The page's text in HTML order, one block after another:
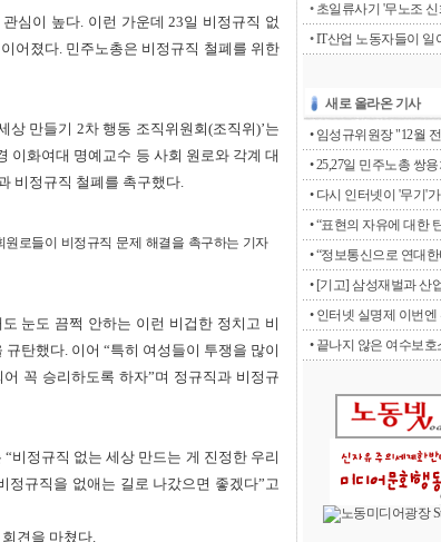
심이 높다. 이런 가운데 23일 비정규직 없
어졌다. 민주노총은 비정규직 철폐를 위한
상 만들기 2차 행동 조직위원회(조직위)’는
이화여대 명예교수 등 사회 원로와 각계 대
비정규직 철폐를 촉구했다.
로들이 비정규직 문제 해결을 촉구하는 기자
눈도 끔쩍 안하는 이런 비겁한 정치고 비
탄했다. 이어 “특히 여성들이 투쟁을 많이
꼭 승리하도록 하자”며 정규직과 비정규
비정규직 없는 세상 만드는 게 진정한 우리
정규직을 없애는 길로 나갔으면 좋겠다”고
견을 마쳤다.
• 초일류사기 '무노조
•IT산업 노동자들이 일
새로 올라온 기사
• 임성규위원장 "12월
• 25,27일 민주노총 쌍
• 다시 인터넷이 '무기'
• “표현의 자유에 대한
• “정보통신으로 연대한
• [기고] 삼성재벌과 산
• 인터넷 실명제 이번엔
• 끝나지 않은 여수보호